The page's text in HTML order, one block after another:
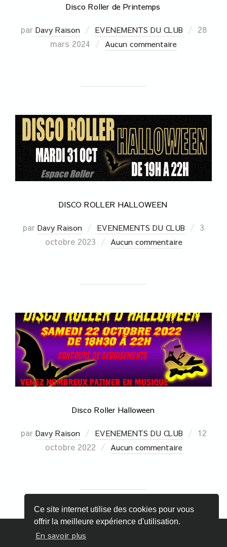
Ce site internet utilise des cookies pour vous
offrir la meilleure expérience d'utilisation.
En savoir plus
Disco Roller de Printemps
par Davy Raison EVENEMENTS DU CLUB
28
mars 2024
Aucun commentaire
DISCO ROLLER HALLOWEEN
par Davy Raison EVENEMENTS DU CLUB
3
octobre 2023
Aucun commentaire
Disco Roller Halloween
par Davy Raison EVENEMENTS DU CLUB
12
octobre 2022
Aucun commentaire